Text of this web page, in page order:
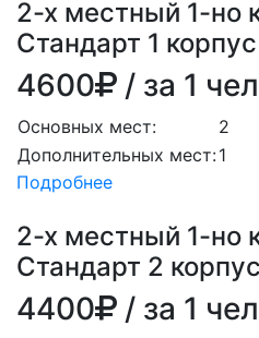
2-х местный 1-но
Стандарт 1 корпус
4600 / за 1
Основных мест:
2
Дополнительных мест:1
Подробнее
2-х местный 1-но
Стандарт 2
4400 / за 1